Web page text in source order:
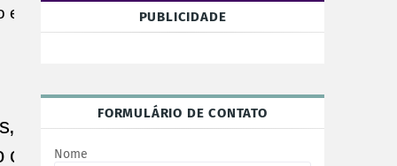
estava
cagando
PUBLICIDADE
FORMULÁRIO DE CONTATO
Nome